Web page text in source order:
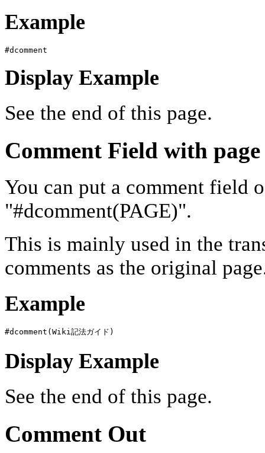
Example
#dcomment
Display Example
See the end of this page.
Comment Field with page
You can put a comment field
"#dcomment(PAGE)".
This is mainly used in the
comments as the original
Example
#dcomment(Wiki記法ガイド)
Display Example
See the end of this page.
Comment Out